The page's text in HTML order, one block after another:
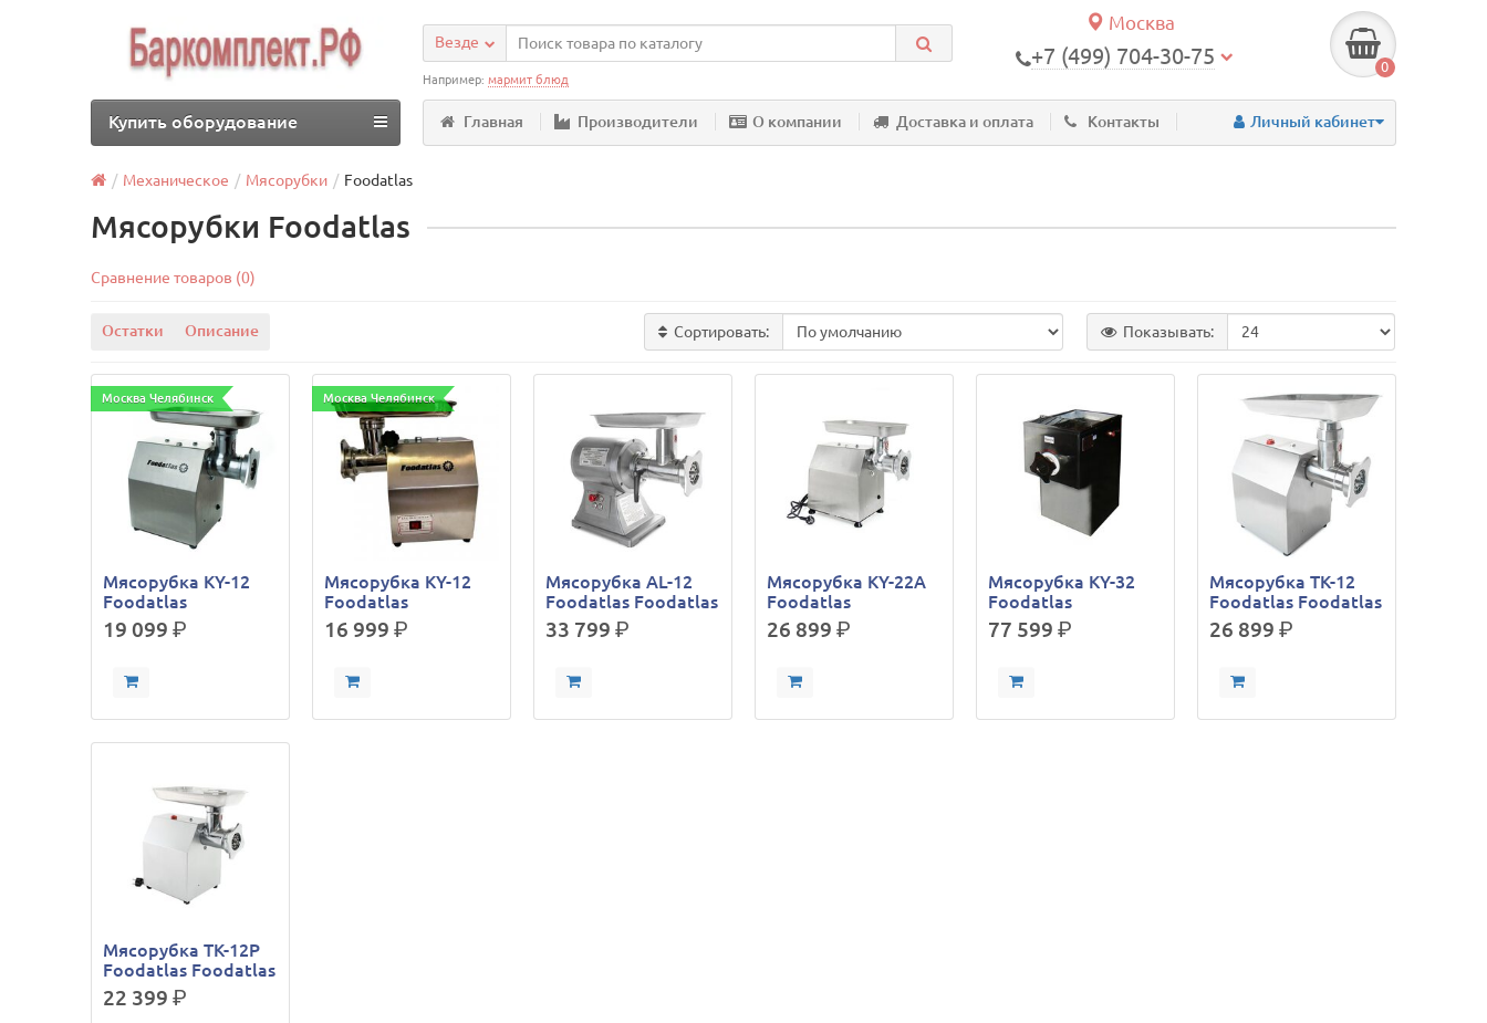
Москва
+7 (499) 704-30-75 0
Везде
Например:мармит блюд
Главная Производители О компании Доставка и оплата Контакты Личный кабинет
Купить оборудование
Механическое Мясорубки Foodatlas
Мясорубки Foodatlas
Сравнение товаров (0)
Остатки Описание Сортировать: Показывать:
Москва Челябинск
Мясорубка KY-12
Foodatlas
19 099р.
Москва Челябинск
Мясорубка KY-12
Foodatlas
16 999р.
Мясорубка AL-12
Foodatlas Foodatlas
33 799р.
Мясорубка KY-22A
Foodatlas
26 899 р.
Мясорубка KY-32
Foodatlas
77 599 р.
Мясорубка TK-12
Foodatlas Foodatlas
26 899 р.
Мясорубка TK-12P
Foodatlas Foodatlas
22 399р.